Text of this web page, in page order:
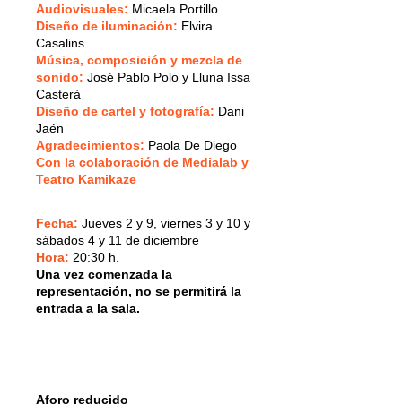
Audiovisuales: Micaela Portillo
Diseño de iluminación: Elvira
Casalins
Música, composición y mezcla de
sonido: José Pablo Polo y Lluna Issa
Casterà
Diseño de cartel y fotografía: Dani
Jaén
Agradecimientos: Paola De Diego
Con la colaboración de Medialab y
Teatro Kamikaze
Fecha: Jueves 2 y 9, viernes 3 y 10 y
sábados 4 y 11 de diciembre
Hora: 20:30 h.
Una vez comenzada la
representación, no se permitirá la
entrada a la sala.
Aforo reducido